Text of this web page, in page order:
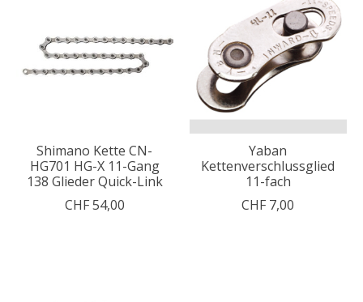
Shimano Kette CN-
HG701 HG-X 11-Gang
138 Glieder Quick-Link
CHF 54,00
Yaban
Kettenverschlussglied
11-fach
CHF 7,00